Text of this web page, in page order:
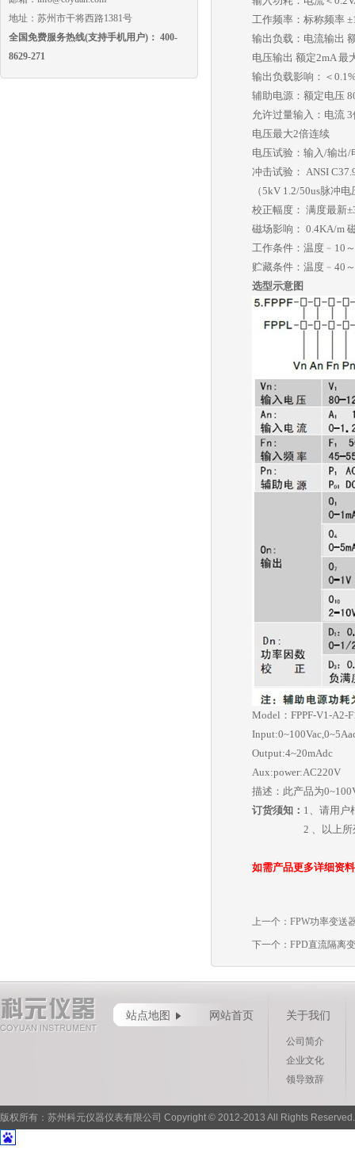
地址：苏州市干将西路1381号
全国免费服务热线(支持手机用户)： 400-
8629-271
工作频率：标称频率
输出负载：电流输出
电压输出 额定2mA 最
输出负载影响：＜
辅助电源：额定电压
允许过量输入：电流
电压最大2倍连续
电压试验：输入/输出/
冲击试验： ANSI
（5kV 1.2/50us脉冲电
校正幅度： 满度最新
磁场影响： 0.4KA/m
工作条件：温度﹣10
贮藏条件：温度﹣40
选型示意图
Model：FPPF-V1-A2-
Output:4~20mAdc
Aux:power:AC220V
描述：此产品为
订货须知： 1、请
2 、以上所列为
如需产品更多详细资
上一个： FPW功率变送
下一个： FPD直流隔离
站点地图 网站首页 关于我们
公司简介
企业文化
领导致辞
版权所有：苏州科元仪器仪表有限公司 Copyright © 2012-2013 All Rights Reserved.